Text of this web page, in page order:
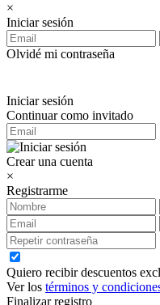
×
Iniciar sesión
Olvidé mi contraseña
Iniciar sesión
Continuar como invitado
Crear una cuenta
×
Registrarme
Quiero recibir descuentos
Ver los términos y
Finalizar registro